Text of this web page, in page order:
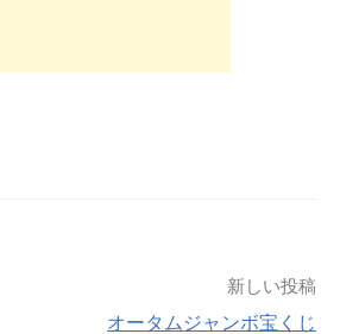
新しい投稿
オータムジャンボ宝くじ